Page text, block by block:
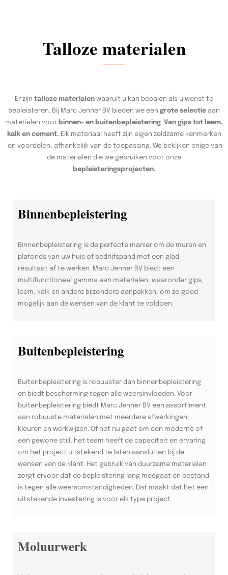
Talloze materialen
Er zijn talloze materialen waaruit u kan bepalen als u wenst te
bepleisteren. Bij Marc Jenner BV bieden we een grote selectie aan
materialen voor binnen- en buitenbepleistering. Van gips tot leem,
kalk en cement. Elk materiaal heeft zijn eigen zeldzame kenmerken
en voordelen, afhankelijk van de toepassing. We bekijken enige van
de materialen die we gebruiken voor onze
bepleisteringsprojecten.
Binnenbepleistering
Binnenbepleistering is de perfecte manier om de muren en
plafonds van uw huis of bedrijfspand met een glad
resultaat af te werken. Marc Jenner BV biedt een
multifunctioneel gamma aan materialen, waaronder gips,
leem, kalk en andere bijzondere aanpakken, om zo goed
mogelijk aan de wensen van de klant te voldoen.
Buitenbepleistering
Buitenbepleistering is robuuster dan binnenbepleistering
en biedt bescherming tegen alle weersinvloeden. Voor
buitenbepleistering biedt Marc Jenner BV een assortiment
aan robuuste materialen met meerdere afwerkingen,
kleuren en werkwijzen. Of het nu gaat om een moderne of
een gewone stijl, het team heeft de capaciteit en ervaring
om het project uitstekend te laten aansluiten bij de
wensen van de klant. Het gebruik van duurzame materialen
zorgt ervoor dat de bepleistering lang meegaat en bestand
is tegen alle weersomstandigheden. Dat maakt dat het een
uitstekende investering is voor elk type project.
Moluurwerk